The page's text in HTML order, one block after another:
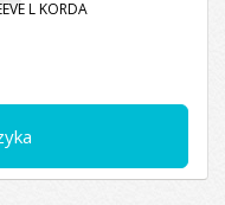
L KORDA